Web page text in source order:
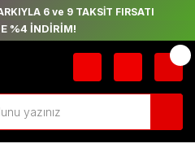
6 ve 9 TAKSİT FIRSATI
%4 İNDİRİM!